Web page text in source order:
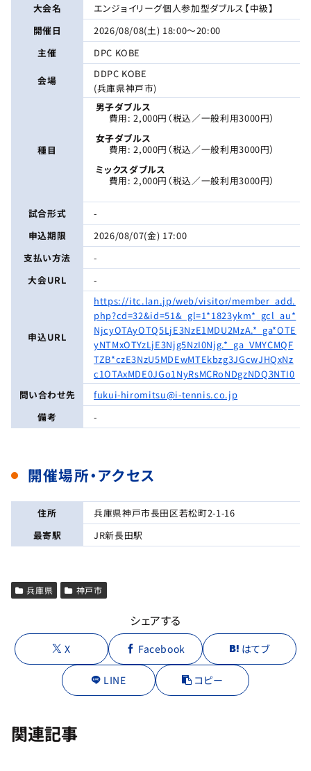
大会名
エンジョイリーグ個人参加型ダブルス【中級】
開催日
2026/08/08(土) 18:00〜20:00
主催
DPC KOBE
会場
DDPC KOBE
(兵庫県神戸市)
種目
男子ダブルス
費用: 2,000円（税込／一般利用3000円）
女子ダブルス
費用: 2,000円（税込／一般利用3000円）
ミックスダブルス
費用: 2,000円（税込／一般利用3000円）
試合形式
-
申込期限
2026/08/07(金) 17:00
支払い方法
-
大会URL
-
申込URL
https://itc.lan.jp/web/visitor/member_add.
php?cd=32&id=51&_gl=1*1823ykm*_gcl_au*
NjcyOTAyOTQ5LjE3NzE1MDU2MzA.*_ga*OTE
yNTMxOTYzLjE3Njg5NzI0Njg.*_ga_VMYCMQF
TZB*czE3NzU5MDEwMTEkbzg3JGcwJHQxNz
c1OTAxMDE0JGo1NyRsMCRoNDgzNDQ3NTI0
問い合わせ先
fukui-hiromitsu@i-tennis.co.jp
備考
-
開催場所・アクセス
住所
兵庫県神戸市長田区若松町2-1-16
最寄駅
JR新長田駅
兵庫県 神戸市
シェアする
X Facebook はてブ
LINE コピー
関連記事